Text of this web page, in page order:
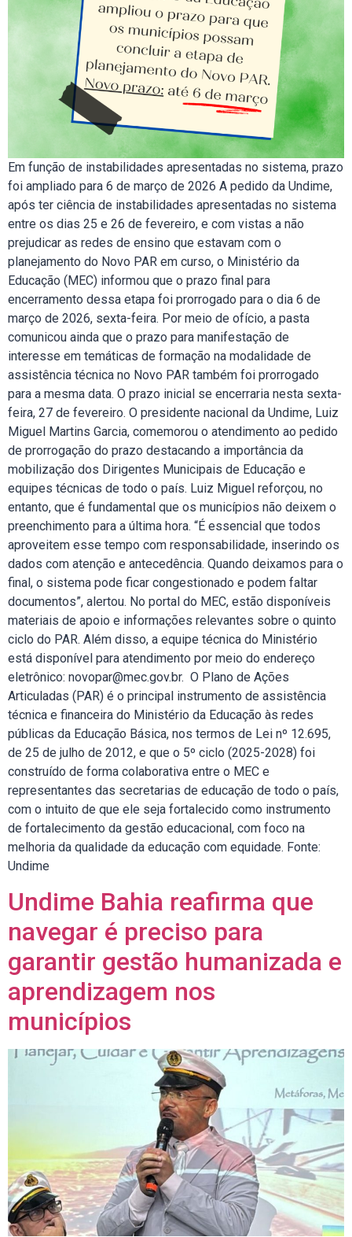
Em função de instabilidades apresentadas no sistema, prazo
foi ampliado para 6 de março de 2026 A pedido da Undime,
após ter ciência de instabilidades apresentadas no sistema
entre os dias 25 e 26 de fevereiro, e com vistas a não
prejudicar as redes de ensino que estavam com o
planejamento do Novo PAR em curso, o Ministério da
Educação (MEC) informou que o prazo final para
encerramento dessa etapa foi prorrogado para o dia 6 de
março de 2026, sexta-feira. Por meio de ofício, a pasta
comunicou ainda que o prazo para manifestação de
interesse em temáticas de formação na modalidade de
assistência técnica no Novo PAR também foi prorrogado
para a mesma data. O prazo inicial se encerraria nesta sexta-
feira, 27 de fevereiro. O presidente nacional da Undime, Luiz
Miguel Martins Garcia, comemorou o atendimento ao pedido
de prorrogação do prazo destacando a importância da
mobilização dos Dirigentes Municipais de Educação e
equipes técnicas de todo o país. Luiz Miguel reforçou, no
entanto, que é fundamental que os municípios não deixem o
preenchimento para a última hora. “É essencial que todos
aproveitem esse tempo com responsabilidade, inserindo os
dados com atenção e antecedência. Quando deixamos para o
final, o sistema pode ficar congestionado e podem faltar
documentos”, alertou. No portal do MEC, estão disponíveis
materiais de apoio e informações relevantes sobre o quinto
ciclo do PAR. Além disso, a equipe técnica do Ministério
está disponível para atendimento por meio do endereço
eletrônico: novopar@mec.gov.br. O Plano de Ações
Articuladas (PAR) é o principal instrumento de assistência
técnica e financeira do Ministério da Educação às redes
públicas da Educação Básica, nos termos de Lei nº 12.695,
de 25 de julho de 2012, e que o 5º ciclo (2025-2028) foi
construído de forma colaborativa entre o MEC e
representantes das secretarias de educação de todo o país,
com o intuito de que ele seja fortalecido como instrumento
de fortalecimento da gestão educacional, com foco na
melhoria da qualidade da educação com equidade. Fonte:
Undime
Undime Bahia reafirma que
navegar é preciso para
garantir gestão humanizada e
aprendizagem nos
municípios